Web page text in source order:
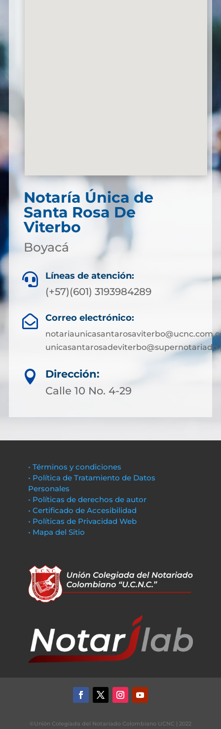
Notaría Única de
Santa Rosa De
Viterbo
Boyacá
 Líneas de atención:
(+57)(601) 3193984289
 Correo electrónico:

Dirección:
Calle 10 No. 4-29
• Términos y condiciones
• Política de Tratamiento de Datos
Personales
• Políticas de derechos de autor
• Certificado de Accesibilidad
• Políticas de Privacidad Web
• Mapa del Sitio
©Unión Colegiada del Notariado Colombiano UCNC | 2022